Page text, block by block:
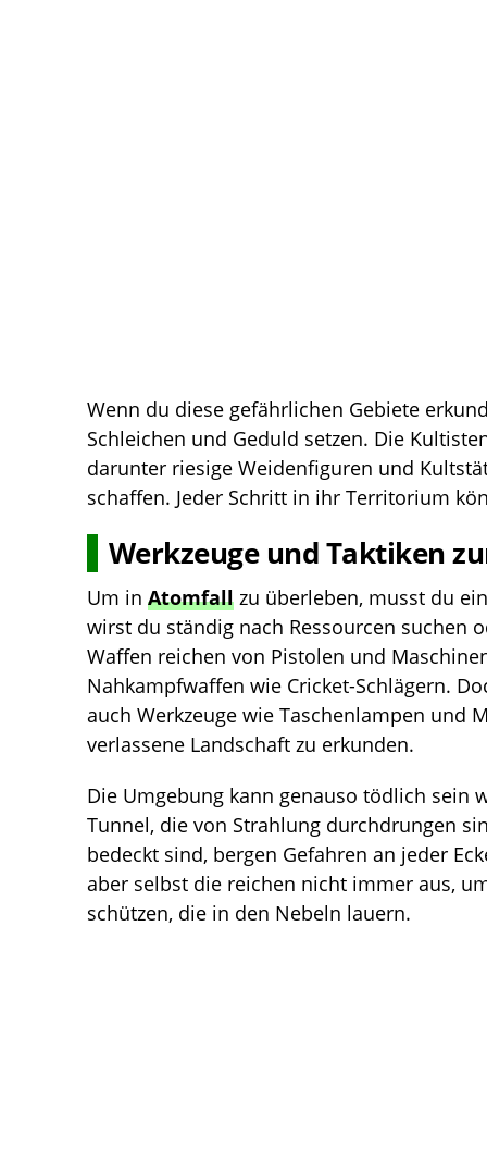
Wenn du diese gefährlichen Gebiete
Schleichen und Geduld setzen. Die
darunter riesige Weidenfiguren und
schaffen. Jeder Schritt in ihr Territorium
Werkzeuge und Taktiken
Um in Atomfall zu überleben, musst du
wirst du ständig nach Ressourcen suchen
Waffen reichen von Pistolen und
Nahkampfwaffen wie Cricket-Schlägern.
auch Werkzeuge wie Taschenlampen und
verlassene Landschaft zu erkunden.
Die Umgebung kann genauso tödlich sein
Tunnel, die von Strahlung durchdrungen
bedeckt sind, bergen Gefahren an jeder
aber selbst die reichen nicht immer aus,
schützen, die in den Nebeln lauern.